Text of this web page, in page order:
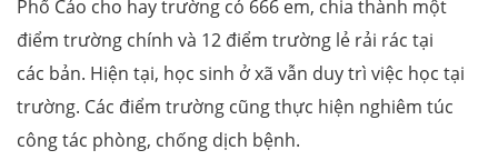
Phố Cáo cho hay trường có 666 em, chia thành một
điểm trường chính và 12 điểm trường lẻ rải rác tại
các bản. Hiện tại, học sinh ở xã vẫn duy trì việc học tại
trường. Các điểm trường cũng thực hiện nghiêm túc
công tác phòng, chống dịch bệnh.